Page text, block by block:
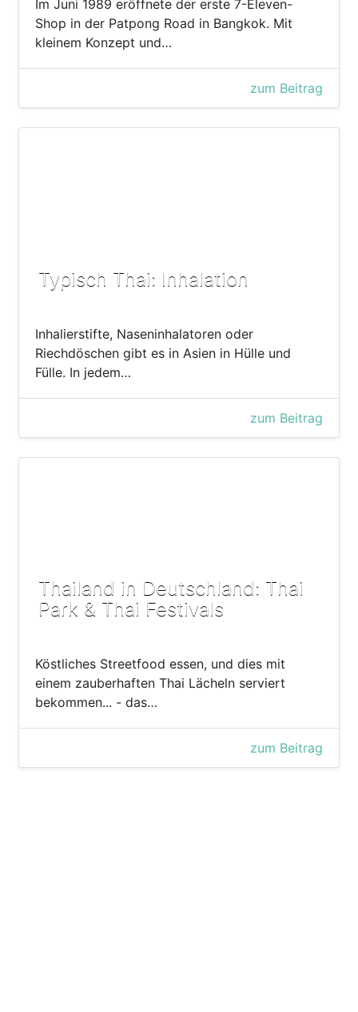
Im Juni 1989 eröffnete der erste 7-Eleven-
Shop in der Patpong Road in Bangkok. Mit
kleinem Konzept und…
zum Beitrag
Typisch Thai: Inhalation
Inhalierstifte, Naseninhalatoren oder
Riechdöschen gibt es in Asien in Hülle und
Fülle. In jedem…
zum Beitrag
Thailand in Deutschland: Thai
Park & Thai Festivals
Köstliches Streetfood essen, und dies mit
einem zauberhaften Thai Lächeln serviert
bekommen... - das…
zum Beitrag